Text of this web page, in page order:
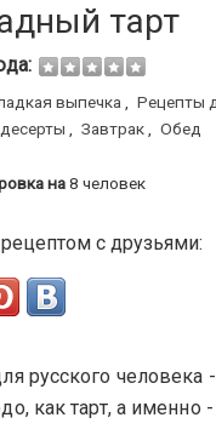
тарт
выпечка Рецепты
Завтрак Обед
на 8 человек
с друзьями:
русского человека
как тарт, а именно